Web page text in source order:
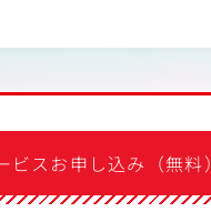
ビスお申し込み（無料）